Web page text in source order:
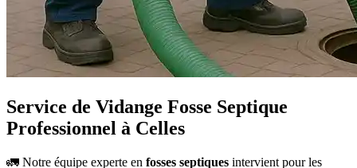
Service de Vidange Fosse Septique
Professionnel à Celles
🚛 Notre équipe experte en fosses septiques intervient pour les